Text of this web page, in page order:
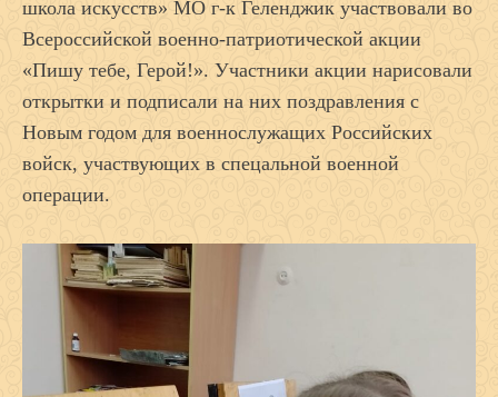
школа искусств» МО г-к Геленджик участвовали во
Всероссийской военно-патриотической акции
«Пишу тебе, Герой!». Участники акции нарисовали
открытки и подписали на них поздравления с
Новым годом для военнослужащих Российских
войск, участвующих в спецальной военной
операции.